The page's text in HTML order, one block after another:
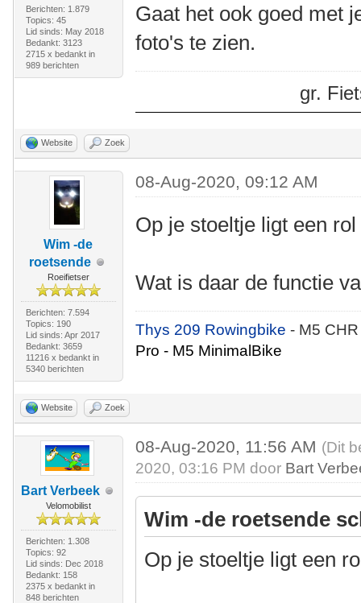
Berichten: 1.879
Topics: 45
Lid sinds: May 2018
Bedankt: 3123
2715 x bedankt in
989 berichten
Gaat het ook goed met
foto's te zien.
gr.
Website Zoek
Wim -de
roetsende
Roeifietser
Berichten: 7.594
Topics: 190
Lid sinds: Apr 2017
Bedankt: 3659
11216 x bedankt in
5340 berichten
08-Aug-2020, 09:12 AM
Op je stoeltje ligt een
Wat is daar de functie
Thys 209 Rowingbike- M5
Pro - M5 MinimalBike
Website Zoek
Bart Verbeek
Velomobilist
Berichten: 1.308
Topics: 92
Lid sinds: Dec 2018
Bedankt: 158
2375 x bedankt in
848 berichten
08-Aug-2020, 11:56 AM (Dit
2020, 03:16 PM door Bart
Wim -de roetsende
Op je stoeltje ligt een